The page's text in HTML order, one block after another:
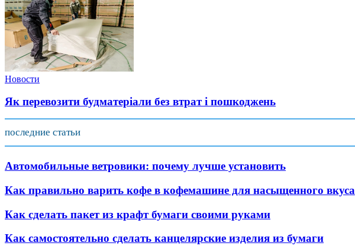
Новости
Як перевозити будматеріали без втрат і пошкоджень
последние статьи
Автомобильные ветровики: почему лучше установить
Как правильно варить кофе в кофемашине для насыщенного вкуса
Как сделать пакет из крафт бумаги своими руками
Как самостоятельно сделать канцелярские изделия из бумаги